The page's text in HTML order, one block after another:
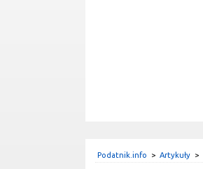
Podatnik.info > Artykuły >